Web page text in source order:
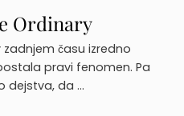
Ordinary
zadnjem času izredno
pravi fenomen. Pa
dejstva, da …